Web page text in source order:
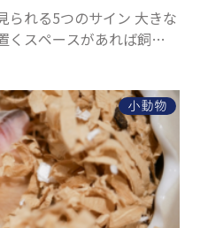
られる5つのサイン 大きな
くスペースがあれば飼う
小動物